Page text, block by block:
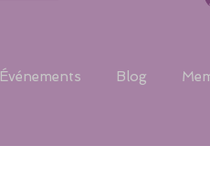
Événements Blog